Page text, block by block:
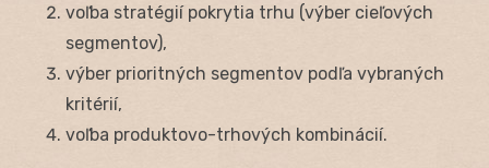
voľba stratégií pokrytia trhu (výber cieľových
segmentov),
výber prioritných segmentov podľa vybraných
kritérií,
voľba produktovo-trhových kombinácií.